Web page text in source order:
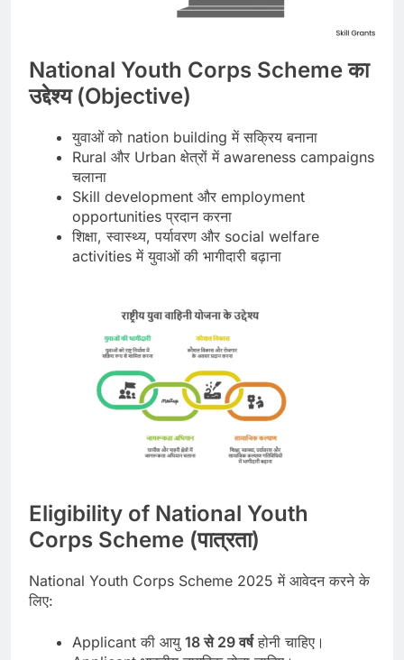
National Youth Corps Scheme का
उद्देश्य (Objective)
युवाओं को nation building में सक्रिय बनाना
Rural और Urban क्षेत्रों में awareness campaigns
चलाना
Skill development और employment
opportunities प्रदान करना
शिक्षा, स्वास्थ्य, पर्यावरण और social welfare
activities में युवाओं की भागीदारी बढ़ाना
Eligibility of National Youth
Corps Scheme (पात्रता)
National Youth Corps Scheme 2025 में आवेदन करने के
लिए:
Applicant की आयु 18 से 29 वर्षहोनी चाहिए।